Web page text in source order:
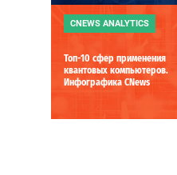
CNEWS ANALYTICS
Топ-10 сфер применения
квантовых компьютеров.
Инфографика CNews